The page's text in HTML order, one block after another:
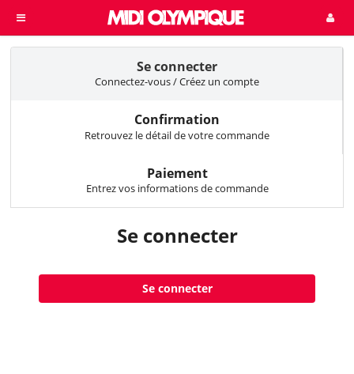
Se connecter
Connectez-vous / Créez un compte
Confirmation
Retrouvez le détail de votre commande
Paiement
Entrez vos informations de commande
Se connecter
Se connecter